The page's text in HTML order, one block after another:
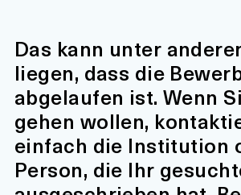
Das kann unter
liegen, dass die
abgelaufen ist. Wenn
gehen wollen,
einfach die Institution
Person, die Ihr